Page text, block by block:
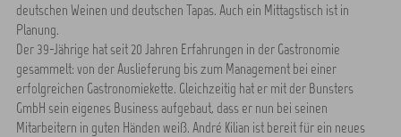
deutschen Weinen und deutschen Tapas. Auch ein Mittagstisch ist in
Planung.
Der 39-Jährige hat seit 20 Jahren Erfahrungen in der Gastronomie
gesammelt: von der Auslieferung bis zum Management bei einer
erfolgreichen Gastronomiekette. Gleichzeitig hat er mit der Bunsters
GmbH sein eigenes Business aufgebaut, dass er nun bei seinen
Mitarbeitern in guten Händen weiß. André Kilian ist bereit für ein neues